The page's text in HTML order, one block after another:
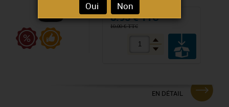
8.95 € TTC
10.00 € TTC
EN DÉTAIL
Oui Non